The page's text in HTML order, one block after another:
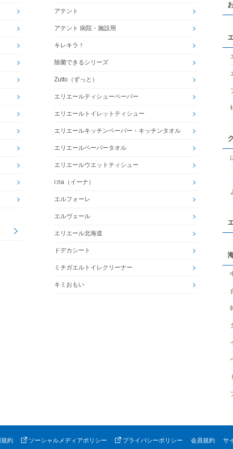
アテント
アテント 病院・施設用
キレキラ！
除菌できるシリーズ
Zutto（ずっと）
エリエールティシューペーパー
エリエールトイレットティシュー
エリエールキッチンペーパー・キッチンタオル
エリエールペーパータオル
エリエールウエットティシュー
i:na（イーナ）
エルフォーレ
エルヴェール
エリエール北海道
ドデカシート
ミチガエルトイレクリーナー
キミおもい
約 ソーシャルメディアポリシー プライバシーポリシー 会員規約 サ